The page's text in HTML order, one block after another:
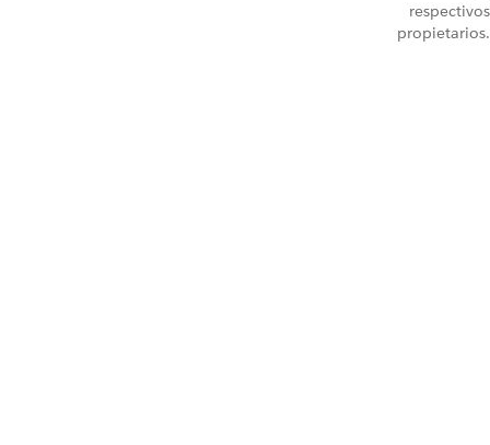
respectivos
propietarios.